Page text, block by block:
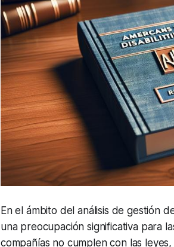
En el ámbito del análisis de gestión
una preocupación significativa para
compañías no cumplen con las